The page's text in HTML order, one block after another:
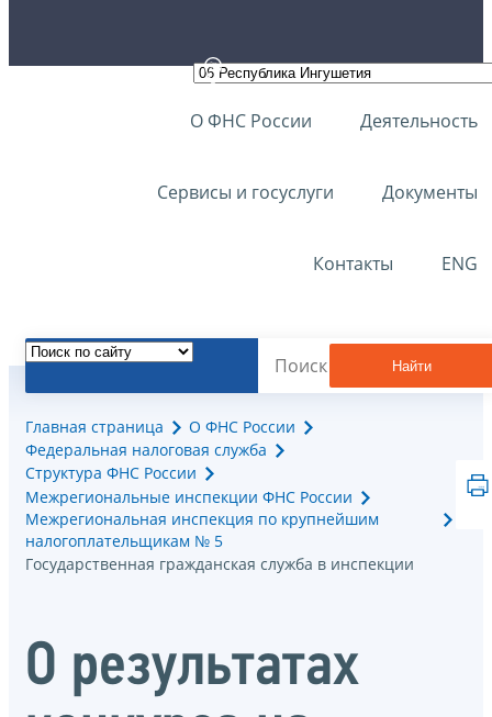
О ФНС России Деятельность
Сервисы и госуслуги Документы
Контакты ENG
Найти
Главная страница
О ФНС России
Федеральная налоговая служба
Структура ФНС России
Межрегиональные инспекции ФНС России
Межрегиональная инспекция по крупнейшим
налогоплательщикам № 5
Государственная гражданская служба в инспекции
О результатах